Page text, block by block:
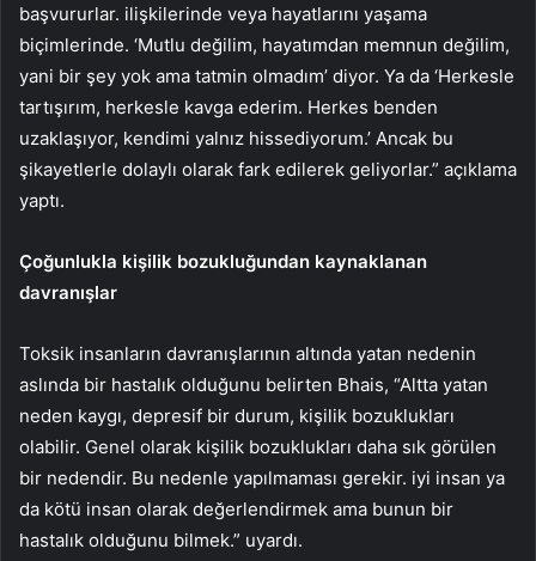
başvururlar. ilişkilerinde veya hayatlarını yaşama
biçimlerinde. ‘Mutlu değilim, hayatımdan memnun değilim,
yani bir şey yok ama tatmin olmadım’ diyor. Ya da ‘Herkesle
tartışırım, herkesle kavga ederim. Herkes benden
uzaklaşıyor, kendimi yalnız hissediyorum.’ Ancak bu
şikayetlerle dolaylı olarak fark edilerek geliyorlar.” açıklama
yaptı.
Çoğunlukla kişilik bozukluğundan kaynaklanan
davranışlar
Toksik insanların davranışlarının altında yatan nedenin
aslında bir hastalık olduğunu belirten Bhais, “Altta yatan
neden kaygı, depresif bir durum, kişilik bozuklukları
olabilir. Genel olarak kişilik bozuklukları daha sık görülen
bir nedendir. Bu nedenle yapılmaması gerekir. iyi insan ya
da kötü insan olarak değerlendirmek ama bunun bir
hastalık olduğunu bilmek.” uyardı.